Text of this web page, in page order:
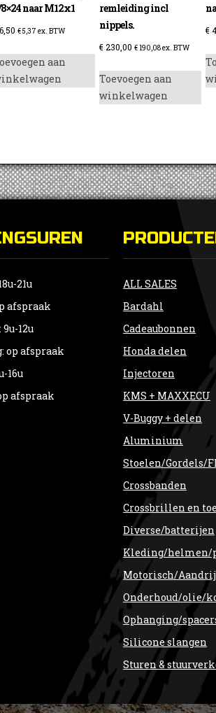
naar M12x1
6,50 €5,37 ex. BTW
aan
remleiding incl
nippels.
€230,00 € 190,08ex. BTW
Toevoegen aan
winkelwagen
€
21u
afspraak
12u
op afspraak
16u
afspraak
ALL SALES
Bardahl
Cadeaubonnen
Honda delen
Injectoren
KMS + MAXXECU
V-Buggy + delen
Aluminium
Stoelen/Gordels/
Crossbanden
Crossbrillen en
Diverse/batterijen
Kleding/helmen/
Motorisch/
Onderhoud/olie/
Ophanging/
Silicone slangen
Sturen &